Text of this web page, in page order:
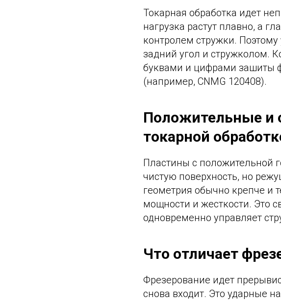
Токарная обработка идет
нагрузка растут плавно, а
контролем стружки.
задний угол и стружколом.
буквами и цифрами зашиты
(например, CNMG 120408).
Положительные и
токарной
Пластины с положительной
чистую поверхность, но
геометрия обычно крепче и
мощности и жесткости. Это
одновременно управляет
Что отличает
Фрезерование идет
снова входит. Это ударные